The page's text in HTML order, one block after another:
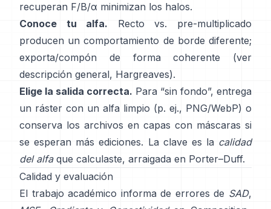
recuperan F/B/α minimizan los halos.
Conoce tu alfa.
Recto vs. pre-multiplicado
producen un comportamiento de borde diferente;
exporta/compón de forma coherente (ver
descripción general, Hargreaves).
Elige la salida correcta. Para “sin fondo”, entrega
un ráster con un alfa limpio (p. ej., PNG/WebP) o
conserva los archivos en capas con máscaras si
se esperan más ediciones. La clave es la calidad
del alfaque calculaste, arraigada en Porter–Duff.
Calidad y evaluación
El trabajo académico informa de errores de SAD,